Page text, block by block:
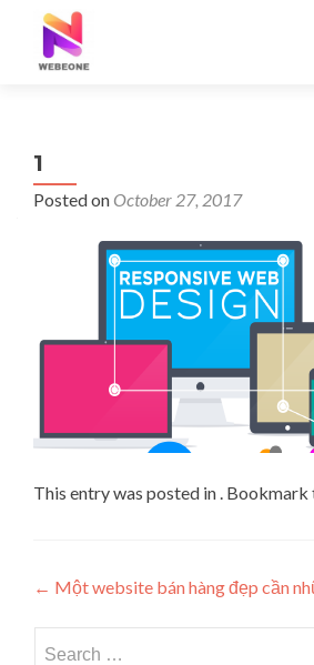
1
Posted on October 27, 2017
This entry was posted in . Bookmark
Post navigation
← Một website bán hàng đẹp cần